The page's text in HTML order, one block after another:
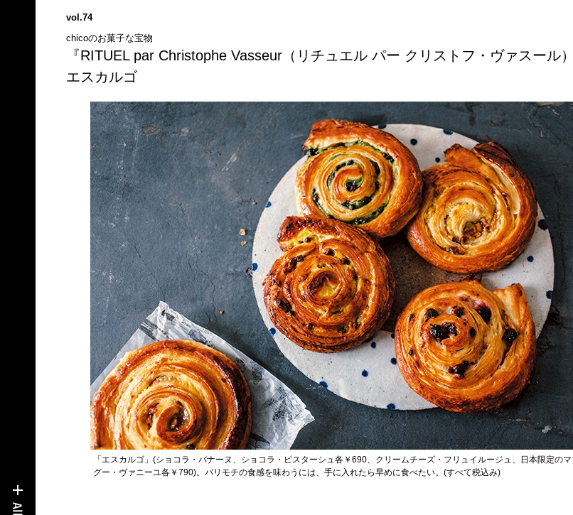
vol.74
chicoのお菓子な宝物
『RITUEL par Christophe Vasseur（リチュエル パー クリストフ・ヴァスール
エスカルゴ
「エスカルゴ」(ショコラ・バナーヌ、ショコラ・ピスターシュ各￥690、クリームチーズ・フリュイルージュ、日本限定のマ
グー・ヴァニーユ各￥790)。パリモチの食感を味わうには、手に入れたら早めに食べたい。(すべて税込み)